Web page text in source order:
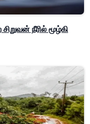
நீரில் மூழ்கி